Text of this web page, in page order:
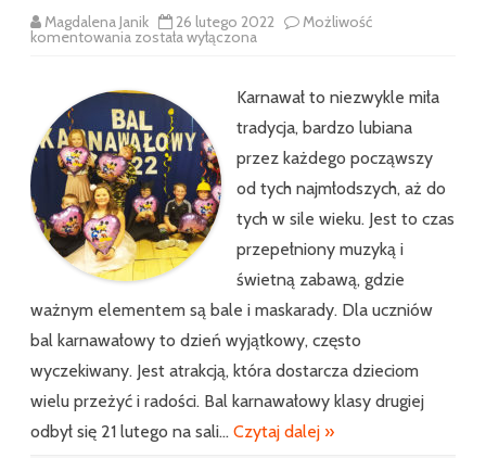
Magdalena Janik 26 lutego 2022 Możliwość
komentowania Bal
karnawałowy
została wyłączona
Karnawał to niezwykle miła
tradycja, bardzo lubiana
przez każdego począwszy
od tych najmłodszych, aż do
tych w sile wieku. Jest to czas
przepełniony muzyką i
świetną zabawą, gdzie
ważnym elementem są bale i maskarady. Dla uczniów
bal karnawałowy to dzień wyjątkowy, często
wyczekiwany. Jest atrakcją, która dostarcza dzieciom
wielu przeżyć i radości. Bal karnawałowy klasy drugiej
odbył się 21 lutego na sali… Czytaj dalej »